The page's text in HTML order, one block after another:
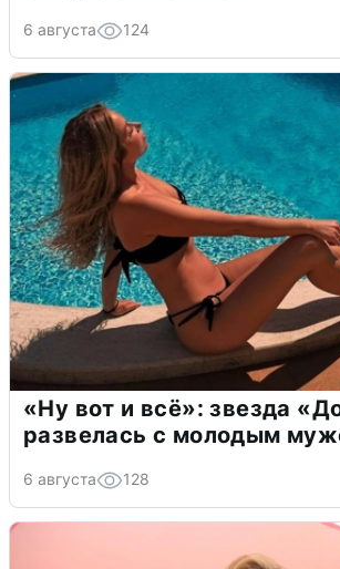
6 августа 124
«Ну вот и всё»: звезда
развелась с молодым
6 августа 128